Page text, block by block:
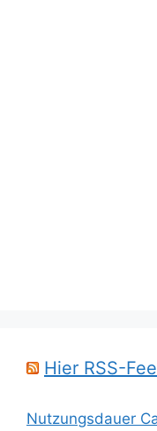
Hier RSS-
Nutzungsdauer